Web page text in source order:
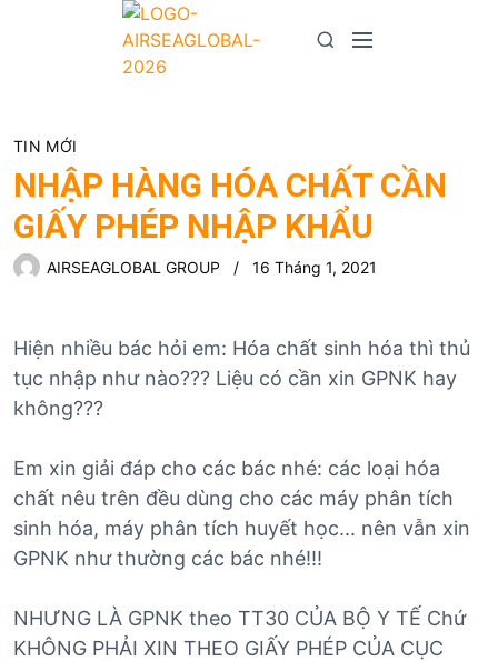
S
h
M
TIN MỚI
NHẬP HÀNG HÓA CHẤT CẦN
GIẤY PHÉP NHẬP KHẨU
AIRSEAGLOBAL GROUP 16 Tháng 1, 2021
Hiện nhiều bác hỏi em: Hóa chất sinh hóa thì thủ
tục nhập như nào??? Liệu có cần xin GPNK hay
không???
Em xin giải đáp cho các bác nhé: các loại hóa
chất nêu trên đều dùng cho các máy phân tích
sinh hóa, máy phân tích huyết học... nên vẫn xin
GPNK như thường các bác nhé!!!
NHƯNG LÀ GPNK theo TT30 CỦA BỘ Y TẾ Chứ
KHÔNG PHẢI XIN THEO GIẤY PHÉP CỦA CỤC